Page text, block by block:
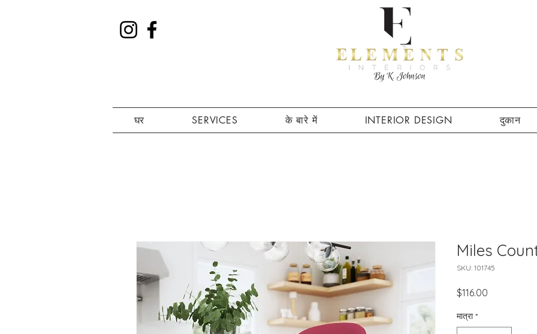
घर SERVICES के बारे में INTERIOR DESIGN दुकान
Miles
SKU: 101745
$116.00
मात्रा *